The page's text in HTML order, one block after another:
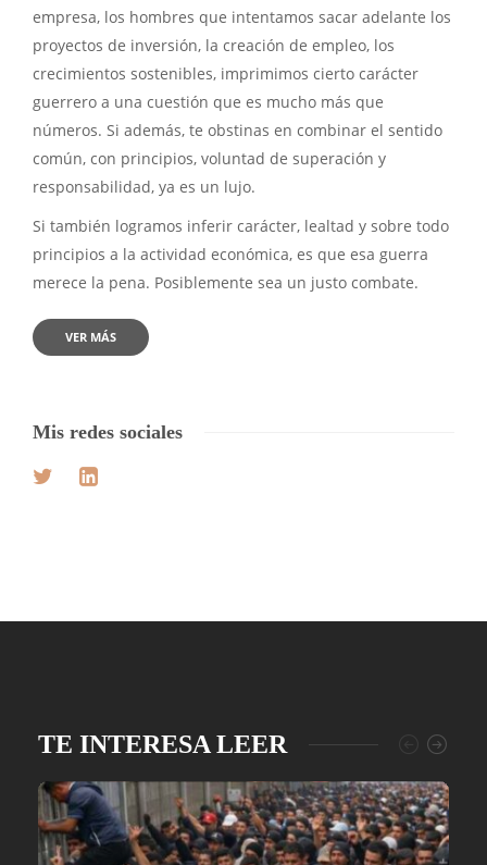
empresa, los hombres que intentamos sacar adelante los
proyectos de inversión, la creación de empleo, los
crecimientos sostenibles, imprimimos cierto carácter
guerrero a una cuestión que es mucho más que
números. Si además, te obstinas en combinar el sentido
común, con principios, voluntad de superación y
responsabilidad, ya es un lujo.
Si también logramos inferir carácter, lealtad y sobre todo
principios a la actividad económica, es que esa guerra
merece la pena. Posiblemente sea un justo combate.
VER MÁS
Mis redes sociales
TE INTERESA LEER